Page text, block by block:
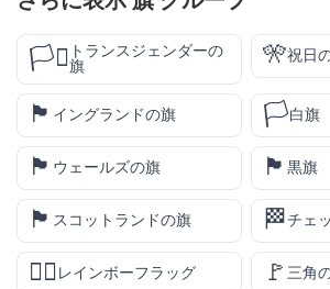
🏳️‍⚧️ トランスジェンダーの
旗
🎌祝日
🏴󠁧󠁢󠁥󠁮󠁧󠁿 イングランドの旗 🏳️白旗
🏴󠁧󠁢󠁷󠁬󠁳󠁿 ウェールズの旗 🏴 黒旗
🏴󠁧󠁢󠁳󠁣󠁴󠁿 スコットランドの旗 🏁チェ
🏳️‍🌈 レインボーフラッグ 🚩 三角